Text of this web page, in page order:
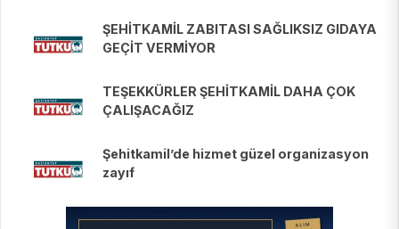
ŞEHİTKAMİL ZABITASI SAĞLIKSIZ GIDAYA
GEÇİT VERMİYOR
TEŞEKKÜRLER ŞEHİTKAMİL DAHA ÇOK
ÇALIŞACAĞIZ
Şehitkamil’de hizmet güzel organizasyon
zayıf